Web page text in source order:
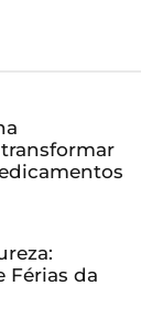
Férias da